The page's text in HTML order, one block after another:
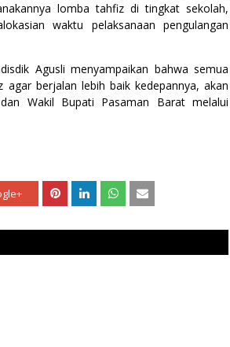
lomba tahfiz di tingkat sekolah,
waktu pelaksanaan pengulangan
Agusli menyampaikan bahwa semua
berjalan lebih baik kedepannya, akan
Wakil Bupati Pasaman Barat melalui